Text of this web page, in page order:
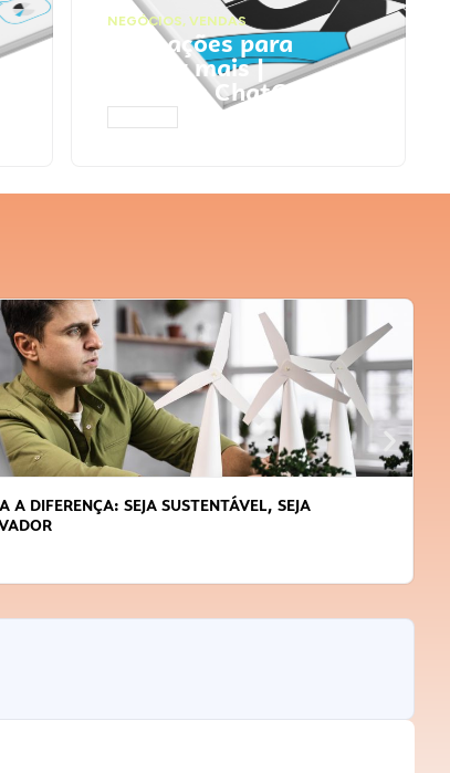
NEGÓCIOS, VENDAS
Faça ações para
vender mais |
Prompts ChatGPT
A GERENCIAR O SEU TEMPO